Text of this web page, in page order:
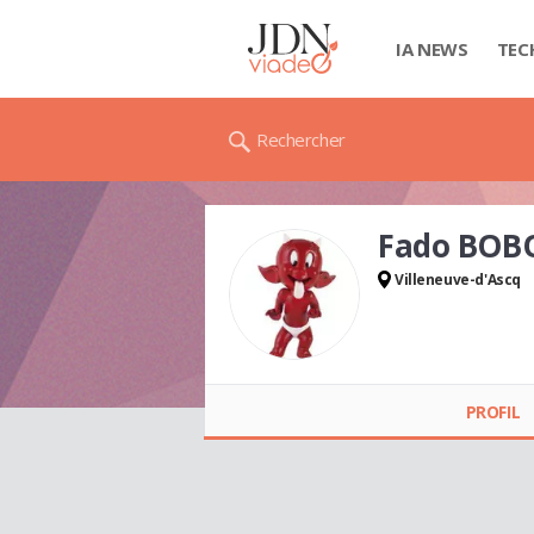
IA NEWS
Rechercher
Fado
Villeneuve-d'Ascq
PROFIL